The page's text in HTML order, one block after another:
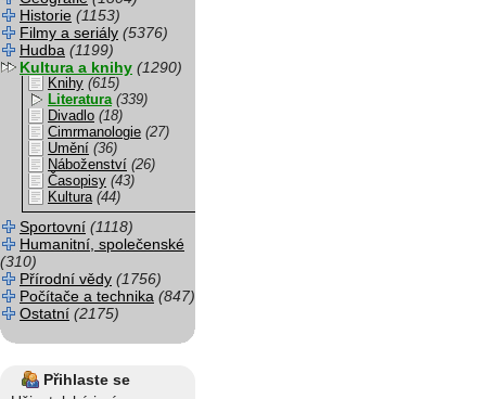
Historie (1153)
Filmy a seriály (5376)
Hudba (1199)
Kultura a knihy (1290)
Knihy (615)
Literatura (339)
Divadlo (18)
Cimrmanologie (27)
Umění (36)
Náboženství (26)
Časopisy (43)
Kultura (44)
Sportovní (1118)
Humanitní, společenské
(310)
Přírodní vědy (1756)
Počítače a technika (847)
Ostatní (2175)
Přihlaste se